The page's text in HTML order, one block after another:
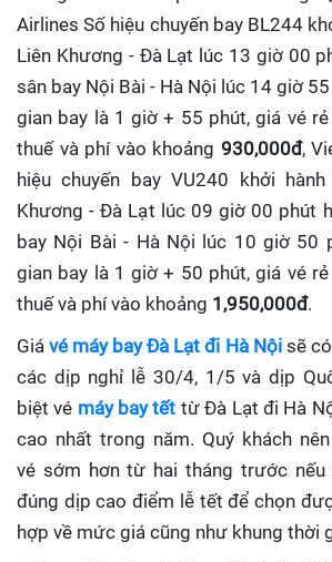
Airlines Số hiệu chuyến bay BL244
Liên Khương - Đà Lạt lúc 13 giờ 00
sân bay Nội Bài - Hà Nội lúc 14 giờ
gian bay là 1 giờ + 55 phút, giá vé
thuế và phí vào khoảng 930,000đ,
hiệu chuyến bay VU240 khởi
Khương - Đà Lạt lúc 09 giờ 00 phút
bay Nội Bài - Hà Nội lúc 10 giờ 50
gian bay là 1 giờ + 50 phút, giá vé
thuế và phí vào khoảng 1,950,000đ.
Giávé máy bay Đà Lạt đi Hà Nộisẽ có
các dịp nghỉ lễ 30/4, 1/5 và dịp
biệt vé máy bay tết từ Đà Lạt đi Hà
cao nhất trong năm. Quý khách
vé sớm hơn từ hai tháng trước nếu
đúng dịp cao điểm lễ tết để chọn
hợp về mức giá cũng như khung thời